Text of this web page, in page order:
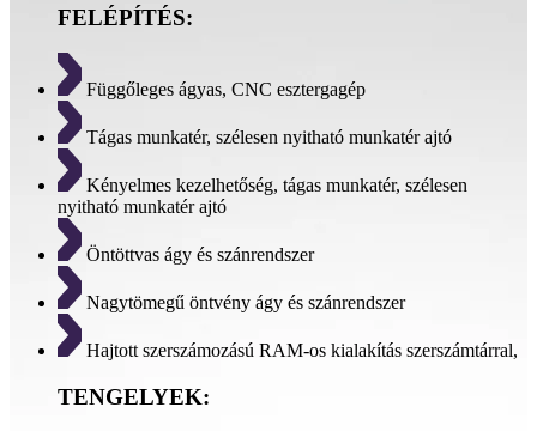
FELÉPÍTÉS:
Függőleges ágyas, CNC esztergagép
Tágas munkatér, szélesen nyitható munkatér ajtó
Kényelmes kezelhetőség, tágas munkatér, szélesen
nyitható munkatér ajtó
Öntöttvas ágy és szánrendszer
Nagytömegű öntvény ágy és szánrendszer
Hajtott szerszámozású RAM-os kialakítás szerszámtárral,
TENGELYEK: